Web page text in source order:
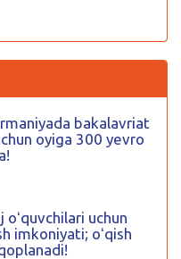
bakalavriat
oyiga 300 yevro
uchun
imkoniyati; oʻqish